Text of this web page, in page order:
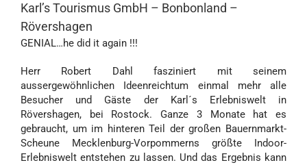
Karl’s Tourismus GmbH – Bonbonland –
Rövershagen
GENIAL…he did it again !!!
Herr Robert Dahl fasziniert mit seinem
aussergewöhnlichen Ideenreichtum einmal mehr alle
Besucher und Gäste der Karl´s Erlebniswelt in
Rövershagen, bei Rostock. Ganze 3 Monate hat es
gebraucht, um im hinteren Teil der großen Bauernmarkt-
Scheune Mecklenburg-Vorpommerns größte Indoor-
Erlebniswelt entstehen zu lassen. Und das Ergebnis kann